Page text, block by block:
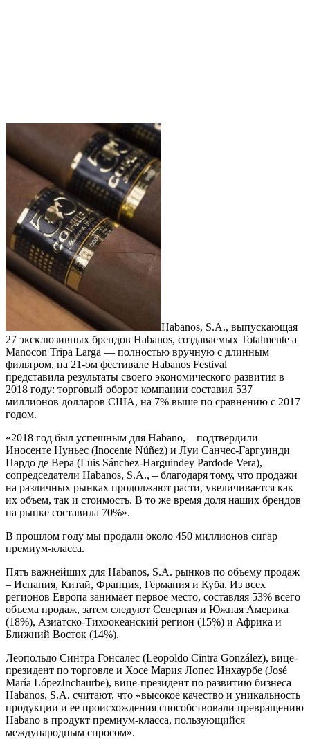
Habanos, S.A., выпускающая
27 эксклюзивных брендов Habanos, создаваемых Totalmente a
Manocon Tripa Larga — полностью вручную с длинным
фильтром, на 21-ом фестивале Habanos Festival
представила результаты своего экономического развития в
2018 году: торговый оборот компании составил 537
миллионов долларов США, на 7% выше по сравнению с 2017
годом.
«2018 год был успешным для Habano, – подтвердили
Иносенте Нуньес (Inocente Núñez) и Луи Санчес-Гаргуинди
Пардо де Вера (Luis Sánchez-Harguindey Pardode Vera),
сопредседатели Habanos, S.A., – благодаря тому, что продажи
на различных рынках продолжают расти, увеличивается как
их объем, так и стоимость. В то же время доля наших брендов
на рынке составила 70%».
В прошлом году мы продали около 450 миллионов сигар
премиум-класса.
Пять важнейших для Habanos, S.A. рынков по объему продаж
– Испания, Китай, Франция, Германия и Куба. Из всех
регионов Европа занимает первое место, составляя 53% всего
объема продаж, затем следуют Северная и Южная Америка
(18%), Азиатско-Тихоокеанский регион (15%) и Африка и
Ближний Восток (14%).
Леопольдо Синтра Гонсалес (Leopoldo Cintra González), вице-
президент по торговле и Хосе Мария Лопес Инхаурбе (José
María LópezInchaurbe), вице-президент по развитию бизнеса
Habanos, S.A. считают, что «высокое качество и уникальность
продукции и ее происхождения способствовали превращению
Habano в продукт премиум-класса, пользующийся
международным спросом».